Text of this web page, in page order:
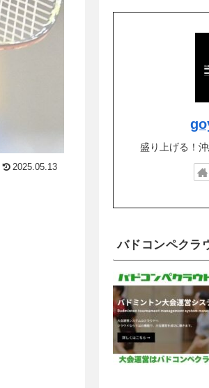
2025.05.13
盛り上げる！
バドコンペクラ